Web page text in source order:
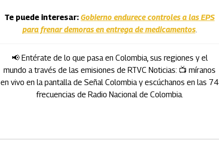
Te puede interesar: Gobierno endurece controles a las EPS
para frenar demoras en entrega de medicamentos.
📢 Entérate de lo que pasa en Colombia, sus regiones y el
mundo a través de las emisiones de RTVC Noticias: 📺 míranos
en vivo en la pantalla de Señal Colombia y escúchanos en las 74
frecuencias de Radio Nacional de Colombia.